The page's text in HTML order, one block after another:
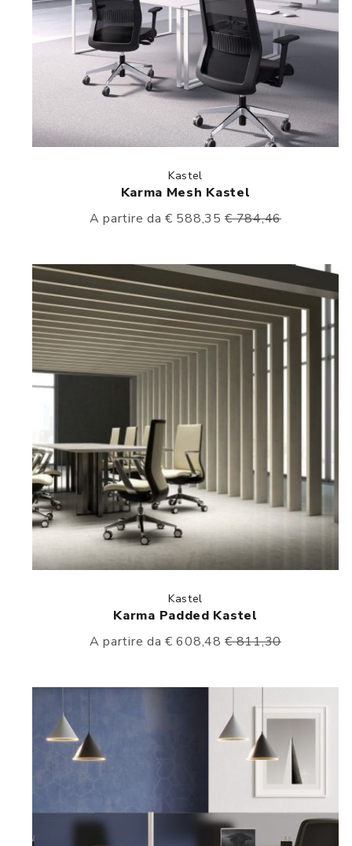
Kastel
Karma Mesh Kastel
A partire da € 588,35€ 784,46
Kastel
Karma Padded Kastel
A partire da € 608,48€ 811,30